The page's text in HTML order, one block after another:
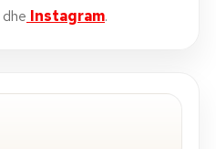
dhe Instagram.